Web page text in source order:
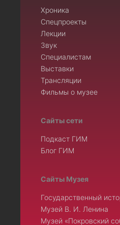
Хроника
Спецпроекты
Лекции
Звук
Специалистам
Выставки
Трансляции
Фильмы о музее
Сайты сети
Подкаст ГИМ
Блог ГИМ
Сайты Музея
Государственный
Музей В. И. Ленина
Музей «Покровский